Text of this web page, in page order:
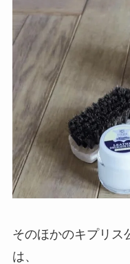
そのほかのキプリス
は、